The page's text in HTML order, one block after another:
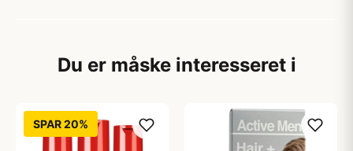
Du er måske interesseret i
SPAR 20%